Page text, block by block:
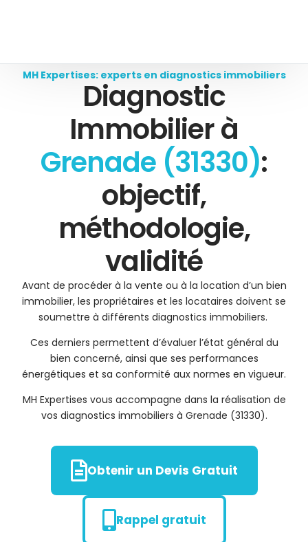
MH Expertises: experts en diagnostics immobiliers
Diagnostic
Immobilier à
Grenade (31330):
objectif,
méthodologie,
validité
Avant de procéder à la vente ou à la location d’un bien
immobilier, les propriétaires et les locataires doivent se
soumettre à différents diagnostics immobiliers.
Ces derniers permettent d’évaluer l’état général du
bien concerné, ainsi que ses performances
énergétiques et sa conformité aux normes en vigueur.
MH Expertises vous accompagne dans la réalisation de
vos diagnostics immobiliers à Grenade (31330).
Obtenir un Devis Gratuit
Rappel gratuit